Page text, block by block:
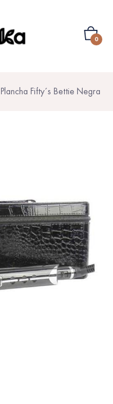
0
Plancha Fifty´s Bettie Negra